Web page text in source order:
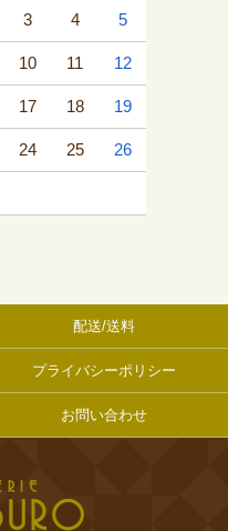
3 4 5
10 11 12
17 18 19
24 25 26
配送/送料
プライバシーポリシー
お問い合わせ